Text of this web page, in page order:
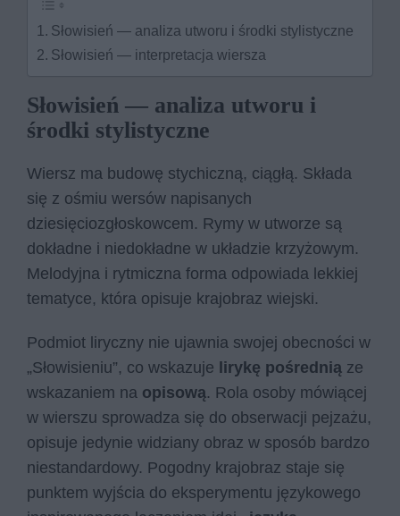
Słowisień — analiza utworu i środki stylistyczne
Słowisień — interpretacja wiersza
Słowisień — analiza utworu i
środki stylistyczne
Wiersz ma budowę stychiczną, ciągłą. Składa
się z ośmiu wersów napisanych
dziesięciozgłoskowcem. Rymy w utworze są
dokładne i niedokładne w układzie krzyżowym.
Melodyjna i rytmiczna forma odpowiada lekkiej
tematyce, która opisuje krajobraz wiejski.
Podmiot liryczny nie ujawnia swojej obecności w
„Słowisieniu”, co wskazuje lirykę pośrednią ze
wskazaniem na opisową. Rola osoby mówiącej
w wierszu sprowadza się do obserwacji pejzażu,
opisuje jedynie widziany obraz w sposób bardzo
niestandardowy. Pogodny krajobraz staje się
punktem wyjścia do eksperymentu językowego